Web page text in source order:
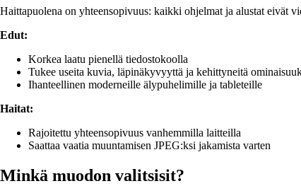
Haittapuolena on yhteensopivuus: kaikki ohjelmat ja alustat eivät
Edut:
Korkea laatu pienellä tiedostokoolla
Tukee useita kuvia, läpinäkyvyyttä ja kehittyneitä
Ihanteellinen moderneille älypuhelimille ja tableteille
Haitat:
Rajoitettu yhteensopivuus vanhemmilla laitteilla
Saattaa vaatia muuntamisen JPEG:ksi jakamista varten
Minkä muodon valitsisit?